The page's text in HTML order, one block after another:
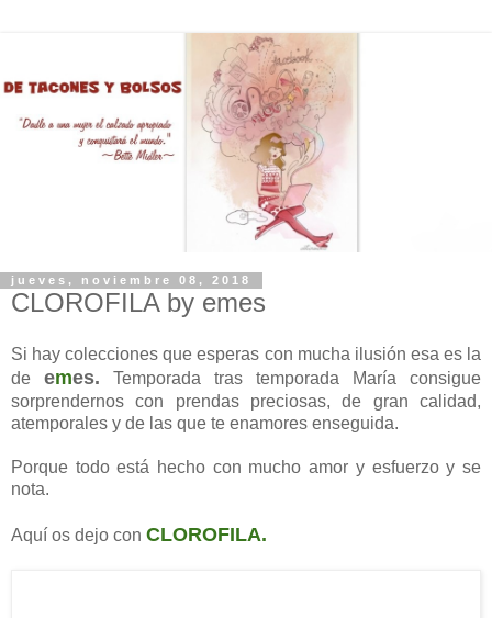
jueves, noviembre 08, 2018
CLOROFILA by emes
Si hay colecciones que esperas con mucha ilusión esa es la
de emes. Temporada tras temporada María consigue
sorprendernos con prendas preciosas, de gran calidad,
atemporales y de las que te enamores enseguida.
Porque todo está hecho con mucho amor y esfuerzo y se
nota.
Aquí os dejo con CLOROFILA.